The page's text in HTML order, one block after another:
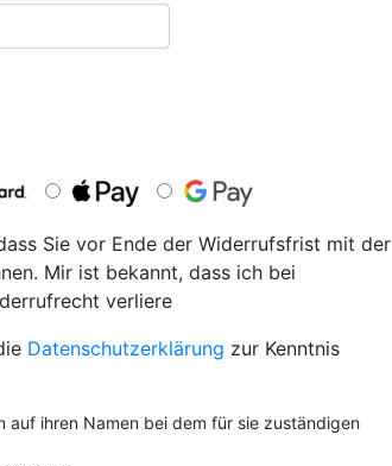
Sie vor Ende der Widerrufsfrist mit der
Mir ist bekannt, dass ich bei
verliere
Datenschutzerklärung zur Kenntnis
auf ihren Namen bei dem für sie zuständigen